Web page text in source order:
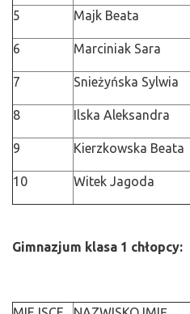
5 Majk Beata
6 Marciniak Sara
7 Snieżyńska Sylwia
8 Ilska Aleksandra
9 Kierzkowska Beata
10 Witek Jagoda
Gimnazjum klasa 1 chłopcy: